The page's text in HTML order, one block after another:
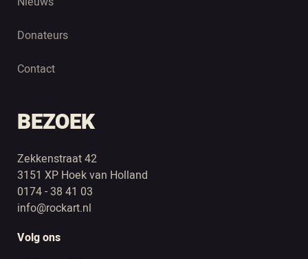
Donateurs
Contact
BEZOEK
Zekkenstraat 42
3151 XP Hoek van Holland
0174 - 38 41 03
info@rockart.nl
Volg ons